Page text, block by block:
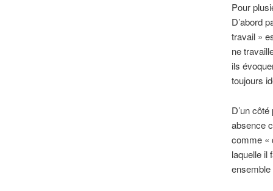
Pour
D’abord
travail »
ne
ils
toujours
D’un
absence
comme «
laquelle il